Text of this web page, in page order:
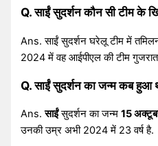
Q. साईं सुदर्शन कौन सी टीम के
Ans. साईं सुदर्शन घरेलू टीम में
2024 में वह आईपीएल की टीम
Q. साईं सुदर्शन का जन्म कब हुआ
Ans.साईंसुदर्शन का जन्म15
उनकी उम्र अभी 2024 में 23 वर्ष है.